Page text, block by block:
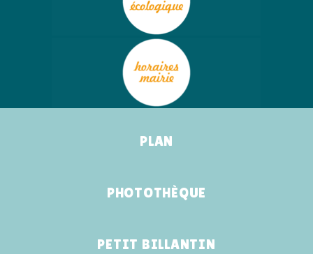
PLAN
PHOTOTHÈQUE
PETIT BILLANTIN